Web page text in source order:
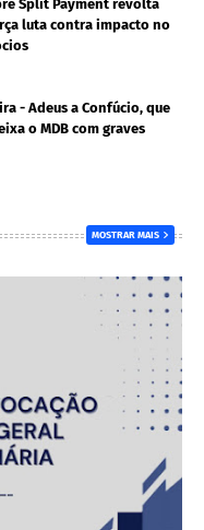
Split Payment revolta
luta contra impacto no
- Adeus a Confúcio, que
o MDB com graves
MOSTRAR MAIS